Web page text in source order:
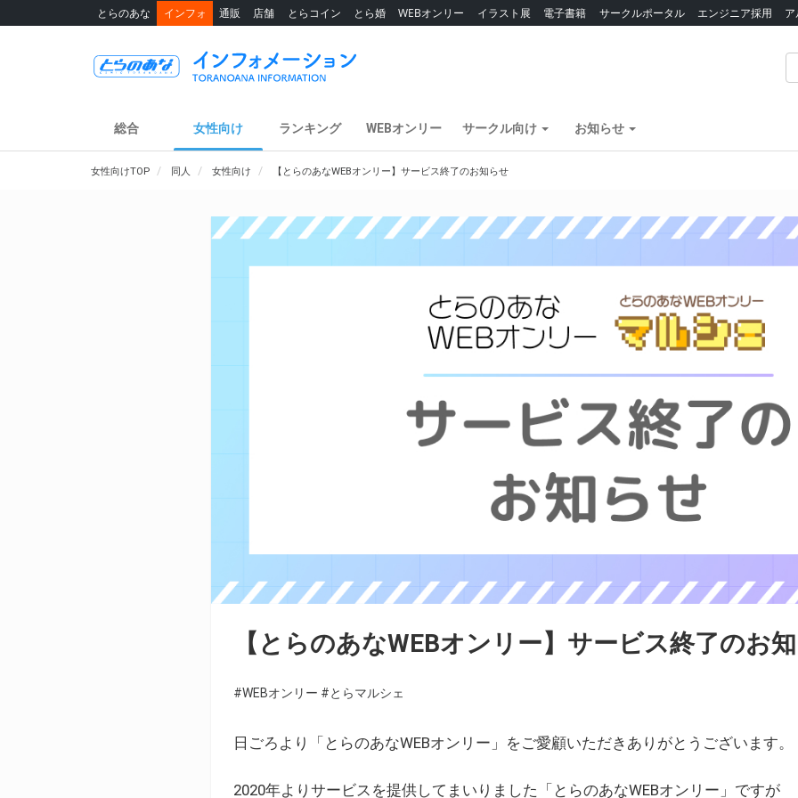
とらのあな インフォ 通販 店舗 とらコイン とら婚 WEBオンリー イラスト展 電子書籍 サークルポータル エンジニア採用
総合 女性向け ランキング WEBオンリー サークル向け お知らせ
女性向けTOP 同人 女性向け 【とらのあなWEBオンリー】サービス終了のお知らせ
【とらのあなWEBオンリー】サービス終了のお
#WEBオンリー #とらマルシェ
日ごろより「とらのあなWEBオンリー」をご愛顧いただきありがとうございます。
2020年よりサービスを提供してまいりました「とらのあなWEBオンリー」ですが